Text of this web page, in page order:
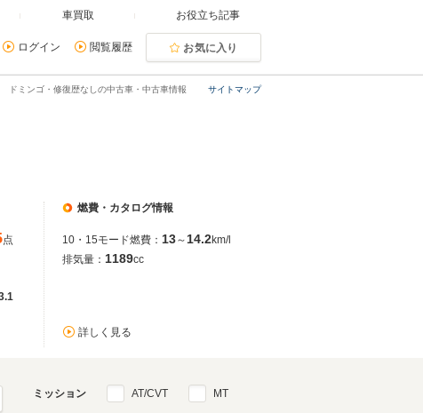
車買取 お役立ち記事
ログイン 閲覧履歴 お気に入り
サイトマップ
ドミンゴ・修復歴なしの中古車・中古車情報
点
燃費・カタログ情報
10・15モード燃費： 13～ 14.2km/l
排気量： 1189cc
詳しく見る
ミッション AT/CVT MT